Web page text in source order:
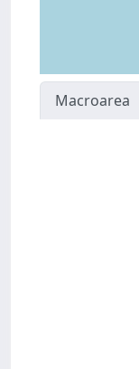
Macroarea